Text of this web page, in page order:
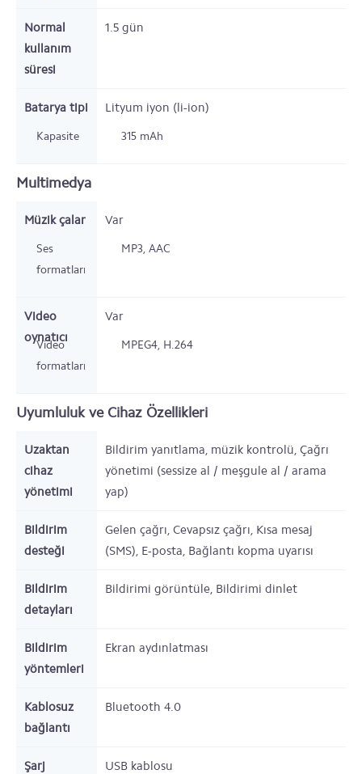
Normal
kullanım
süresi
1.5 gün
Batarya tipi Lityum iyon (li-ion)
Kapasite 315 mAh
Multimedya
Müzik çalar Var
Ses
formatları
MP3, AAC
Video
oynatıcı
Var
Video
formatları
MPEG4, H.264
Uyumluluk ve Cihaz Özellikleri
Uzaktan
cihaz
yönetimi
Bildirim yanıtlama, müzik kontrolü, Çağrı
yönetimi (sessize al / meşgule al / arama
yap)
Bildirim
desteği
Gelen çağrı, Cevapsız çağrı, Kısa mesaj
(SMS), E-posta, Bağlantı kopma uyarısı
Bildirim
detayları
Bildirimi görüntüle, Bildirimi dinlet
Bildirim
yöntemleri
Ekran aydınlatması
Kablosuz
bağlantı
Bluetooth 4.0
Şarj
USB kablosu